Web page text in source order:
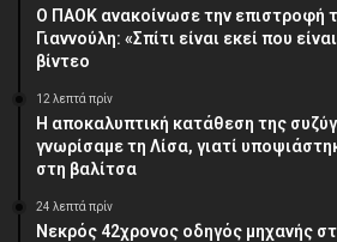
Ο ΠΑΟΚ ανακοίνωσε την επιστροφή
Γιαννούλη: «Σπίτι είναι εκεί που
βίντεο
12 λεπτά πρίν
Η αποκαλυπτική κατάθεση της
γνωρίσαμε τη Λίσα, γιατί
στη βαλίτσα
24 λεπτά πρίν
Νεκρός 42χρονος οδηγός μηχανής